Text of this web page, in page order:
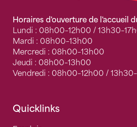
Horaires d'ouverture de l'accueil
Lundi : 08h00–12h00 /
Mardi : 08h00–13h00
Mercredi : 08h00–13h00
Jeudi : 08h00–13h00
Vendredi : 08h00–12h00 /
Quicklinks